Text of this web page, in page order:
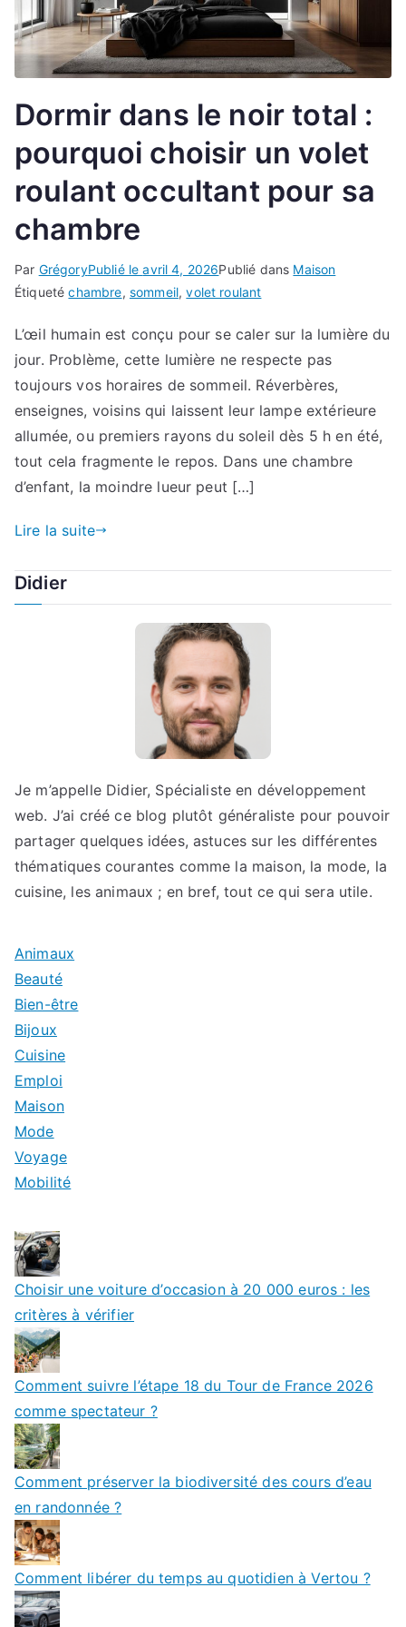
Dormir dans le noir total :
pourquoi choisir un volet
roulant occultant pour sa
chambre
Par GrégoryPublié leavril 4, 2026Publié dans Maison
Étiquetéchambre, sommeil,volet roulant
L’œil humain est conçu pour se caler sur la lumière du
jour. Problème, cette lumière ne respecte pas
toujours vos horaires de sommeil. Réverbères,
enseignes, voisins qui laissent leur lampe extérieure
allumée, ou premiers rayons du soleil dès 5 h en été,
tout cela fragmente le repos. Dans une chambre
d’enfant, la moindre lueur peut […]
Lire la suite
Didier
Je m’appelle Didier, Spécialiste en développement
web. J’ai créé ce blog plutôt généraliste pour pouvoir
partager quelques idées, astuces sur les différentes
thématiques courantes comme la maison, la mode, la
cuisine, les animaux ; en bref, tout ce qui sera utile.
Animaux
Beauté
Bien-être
Bijoux
Cuisine
Emploi
Maison
Mode
Voyage
Mobilité
Choisir une voiture d’occasion à 20 000 euros : les
critères à vérifier
Comment suivre l’étape 18 du Tour de France 2026
comme spectateur ?
Comment préserver la biodiversité des cours d’eau
en randonnée ?
Comment libérer du temps au quotidien à Vertou ?